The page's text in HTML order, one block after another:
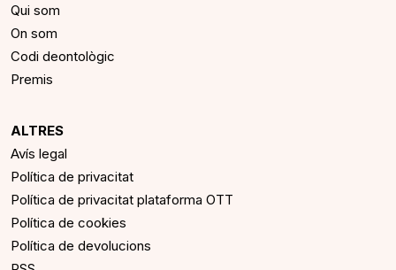
Qui som
On som
Codi deontològic
Premis
ALTRES
Avís legal
Política de privacitat
Política de privacitat plataforma OTT
Política de cookies
Política de devolucions